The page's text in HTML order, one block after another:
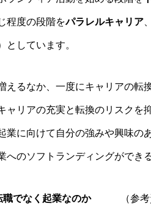
程度の段階をパラレルキャリア
としています。
えるなか、一度にキャリアの転
ャリアの充実と転換のリスクを
業に向けて自分の強みや興味の
へのソフトランディングができ
でなく起業なのか （参考